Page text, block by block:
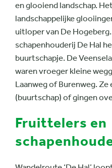
en glooiend landschap.
landschappelijke
uitloper van De
schapenhouderij De Hal
buurtschapje. De
waren vroeger kleine
Laanweg of Burenweg.
(buurtschap) of gingen
Fruittelers en